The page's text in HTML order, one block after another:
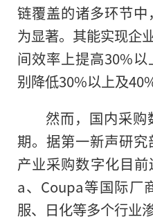
链覆盖的诸多环节
为显著。其能实现企
间效率上提高30%
别降低30%以上及
然而，国内采
期。据第一新声研
产业采购数字化目
a、Coupa等国际厂
服、日化等多个行业